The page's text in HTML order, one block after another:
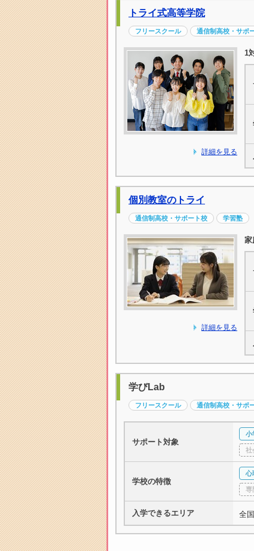
トライ式高等学院
フリースクール 通信制高校・サポ
詳細を見る
1
個別教室のトライ
通信制高校・サポート校 学習塾
詳細を見る
家
学びLab
フリースクール 通信制高校・サポ
サポート対象
小
社
学校の特徴
心
専
入学できるエリア 全